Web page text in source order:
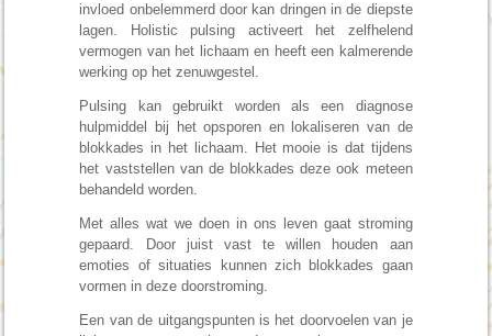
invloed onbelemmerd door kan dringen in de diepste
lagen. Holistic pulsing activeert het zelfhelend
vermogen van het lichaam en heeft een kalmerende
werking op het zenuwgestel.
Pulsing kan gebruikt worden als een diagnose
hulpmiddel bij het opsporen en lokaliseren van de
blokkades in het lichaam. Het mooie is dat tijdens
het vaststellen van de blokkades deze ook meteen
behandeld worden.
Met alles wat we doen in ons leven gaat stroming
gepaard. Door juist vast te willen houden aan
emoties of situaties kunnen zich blokkades gaan
vormen in deze doorstroming.
Een van de uitgangspunten is het doorvoelen van je